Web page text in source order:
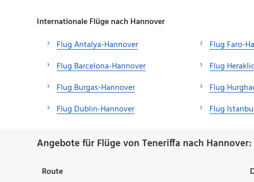
Internationale Flüge nach Hannover
Flug Antalya-Hannover
Flug Barcelona-Hannover
Flug Burgas-Hannover
Flug Dublin-Hannover
Flug Faro-
Flug
Flug
Flug
Angebote für Flüge von Teneriffa nach Hannover:
Route